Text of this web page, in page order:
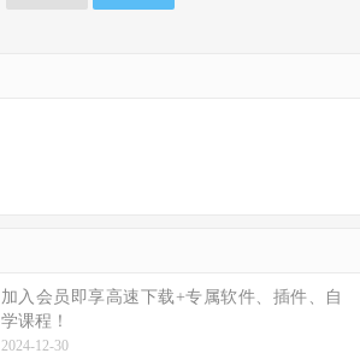
加入会员即享高速下载+专属软件、插件、自
学课程！
2024-12-30